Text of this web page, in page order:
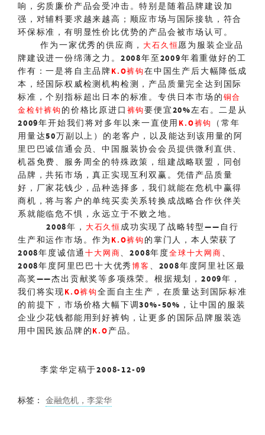
响，劣质廉价产品会受冲击。特别是随着品牌建设加
强，对辅料要求越来越高；顺应市场与国际接轨，符合
环保标准，有明显性价比优势的产品会被市场认可。
作为一家优秀的供应商，大石久恒愿为服装企业品
牌建设进一份绵薄之力。 2008年至2009年着重做好的工
作有：一是将 自主品牌K.O裤钩在中国生产后大幅降低成
本，经国际权威检测机构检测，产品质量完全达到国际
标准，个别指标超出日本的标准。专供日本市场的铜合
金检针裤钩 的价格比原进口 裤钩要便宜20%左右。二是从
2009年开始我们将对多年以来一直使用 K.O裤钩
（常年
用量达50万副以上）的老客户，以及能达到该用量的阿
里巴巴诚信通会员、中国服装协会会员提供微利直供、
机器免费、服务周全的特殊政策，组建战略联盟，同创
品牌，共拓市场，真正实现互利双赢。凭借产品质量
好，厂家花钱少，品种选择多，我们就能在危机中赢得
商机，将与客户的单纯买卖关系转换成战略合作伙伴关
系就能临危不惧，永远立于不败之地。
2008年， 大石久恒成功实现了战略转型—— 自行
生产和运作市场。作为 K.O裤钩 的掌门人，本人荣获了
2008年度诚信通十大网商、2008年度全球十大网商、
2008年度阿里巴巴十大优秀博客 、 2008年度阿里社区最
高奖——杰出贡献奖等多项殊荣。根据规划，2009年，
我们将实现K.O裤钩全面自主生产，在质量达到国际标准
的前提下，市场价格大幅下调30%-50% ，让中国的服装
企业少花钱都能用到好裤钩，让更多的国际品牌服装选
用中国民族品牌的K.O产品。
李棠华定稿于2008-12-09
标签： 金融危机，李棠华